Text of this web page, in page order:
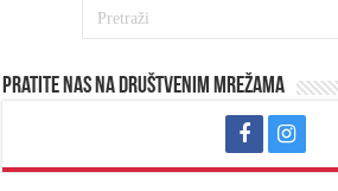
Pratite nas na društvenim mrežama